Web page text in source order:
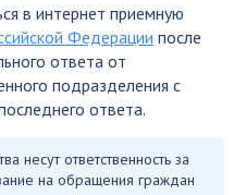
в интернет приемную
Федерации после
ответа от
подразделения с
ответа.
несут ответственность за
на обращения граждан